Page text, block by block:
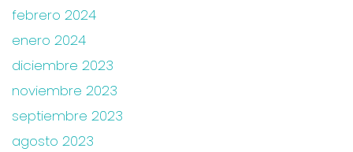
febrero 2024
enero 2024
diciembre 2023
noviembre 2023
septiembre 2023
agosto 2023